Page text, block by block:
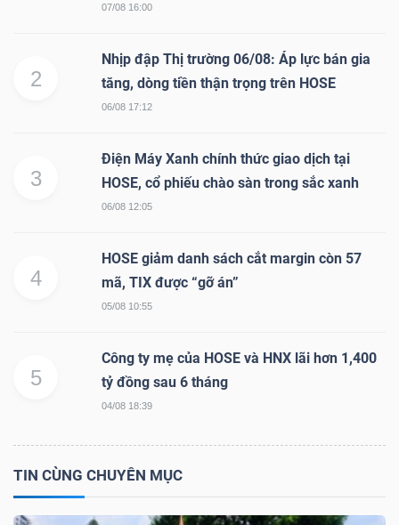
07/08 16:00
2
Nhịp đập Thị trường 06/08: Áp lực bán gia
tăng, dòng tiền thận trọng trên HOSE
06/08 17:12
3
Điện Máy Xanh chính thức giao dịch tại
HOSE, cổ phiếu chào sàn trong sắc xanh
06/08 12:05
4
HOSE giảm danh sách cắt margin còn 57
mã, TIX được “gỡ án”
05/08 10:55
5
Công ty mẹ của HOSE và HNX lãi hơn 1,400
tỷ đồng sau 6 tháng
04/08 18:39
TIN CÙNG CHUYÊN MỤC
TRUYỀN
BẤT
ĐỘNG
SẢN